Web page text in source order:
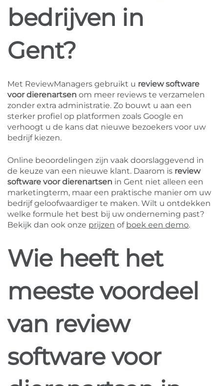
bedrijven in
Gent?
Met ReviewManagers gebruikt u review software
voor dierenartsen om meer reviews te verzamelen
zonder extra administratie. Zo bouwt u aan een
sterker profiel op platformen zoals Google en
verhoogt u de kans dat nieuwe bezoekers voor uw
bedrijf kiezen.
Online beoordelingen zijn vaak doorslaggevend in
de keuze van een nieuwe klant. Daarom is review
software voor dierenartsen in Gent niet alleen een
marketingterm, maar een praktische manier om uw
bedrijf geloofwaardiger te maken. Wilt u ontdekken
welke formule het best bij uw onderneming past?
Bekijk dan ook onze prijzen of boek een demo.
Wie heeft het
meeste voordeel
van review
software voor